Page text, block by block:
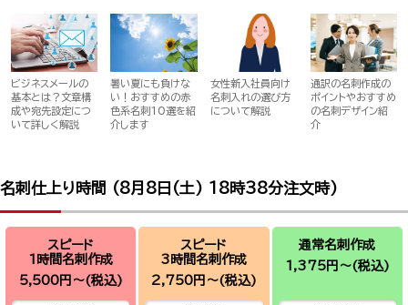
ビジネスメールの
基本とは？文章構
成や宛先設定につ
いて詳しく解説
暑い夏にも負けな
い！おすすめの赤
色系名刺10選を紹
介します
女性新入社員向け
名刺入れの選び方
について解説
通訳の名刺作成の
ポイントやおすすめ
の名刺デザイン紹
介
名刺仕上り時間 (8月8日(土) 18時38分注文時)
スピード
1時間名刺作成
5,500円～(税込)
スピード
3時間名刺作成
2,750円～(税込)
通常名刺作成
1,375円～(税込)